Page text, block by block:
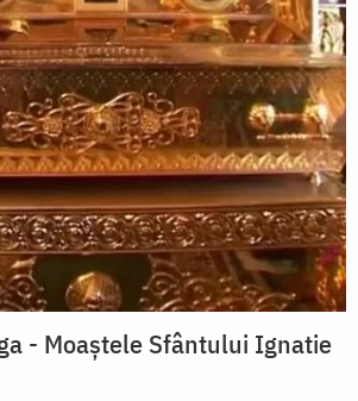
- Moaștele Sfântului Ignatie